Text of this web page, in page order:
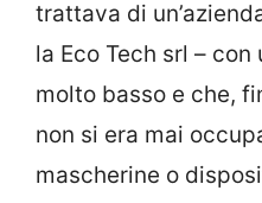
trattava di
la Eco Tech srl –
molto basso e che,
non si era mai
mascherine o